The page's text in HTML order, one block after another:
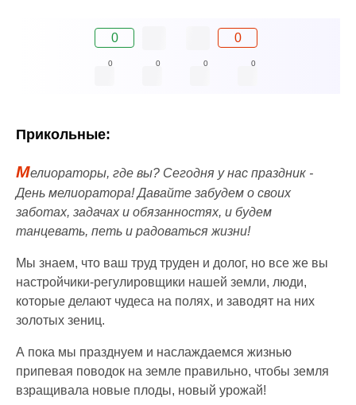
0 0
0 0 0 0
Прикольные:
Мелиораторы, где вы? Сегодня у нас праздник -
День мелиоратора! Давайте забудем о своих
заботах, задачах и обязанностях, и будем
танцевать, петь и радоваться жизни!
Мы знаем, что ваш труд труден и долог, но все же вы
настройчики-регулировщики нашей земли, люди,
которые делают чудеса на полях, и заводят на них
золотых зениц.
А пока мы празднуем и наслаждаемся жизнью
припевая поводок на земле правильно, чтобы земля
взращивала новые плоды, новый урожай!